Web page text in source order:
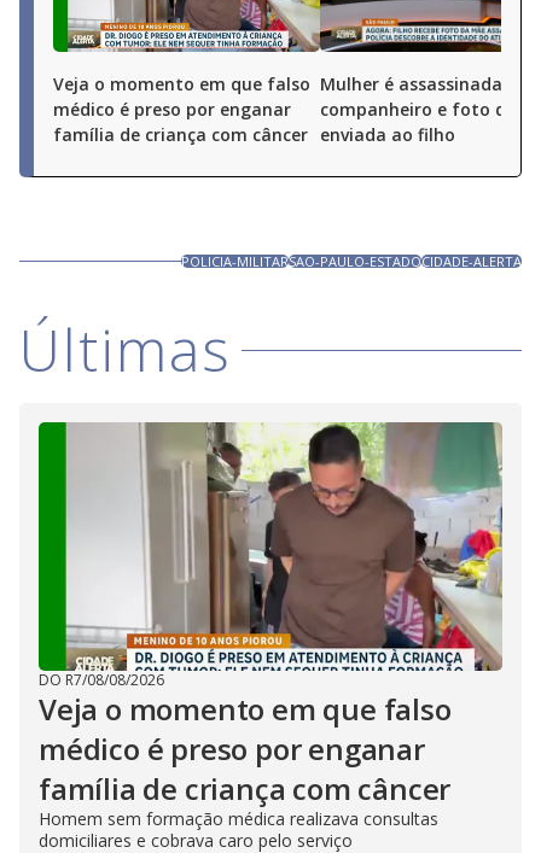
Veja o momento em que falso
médico é preso por enganar
família de criança com câncer
Mulher é assassinada
companheiro e foto do
enviada ao filho
POLICIA-MILITARSAO-PAULO-ESTADOCIDADE-ALERTA
Últimas
DO R7/08/08/2026
Veja o momento em que falso
médico é preso por enganar
família de criança com câncer
Homem sem formação médica realizava consultas
domiciliares e cobrava caro pelo serviço